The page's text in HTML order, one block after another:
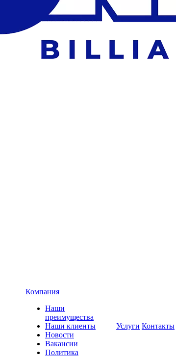
Компания
Наши
преимущества
Наши клиенты
Новости
Вакансии
Политика
Услуги Контакты